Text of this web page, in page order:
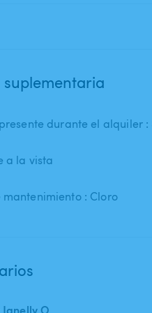
durante el alquiler :
a la vista
: Cloro